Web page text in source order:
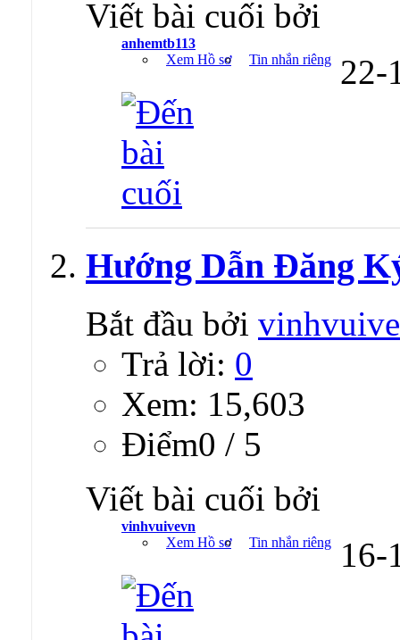
Viết bài cuối bởi
anhemtb113
Xem Hồ sơ
Tin nhắn riêng 22-
Hướng Dẫn Đăng
Bắt đầu bởi
Trả lời: 0
Xem: 15,603
Ðiểm0 / 5
Viết bài cuối bởi
vinhvuivevn
Xem Hồ sơ
Tin nhắn riêng